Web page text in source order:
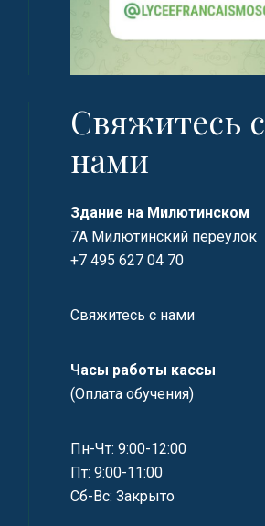
Свяжитесь с
нами
Здание на Милютинском
7А Милютинский переулок
+7 495 627 04 70
Свяжитесь с нами
Часы работы кассы
(Оплата обучения)
Пн-Чт: 9:00-12:00
Пт: 9:00-11:00
Сб-Вс: Закрыто